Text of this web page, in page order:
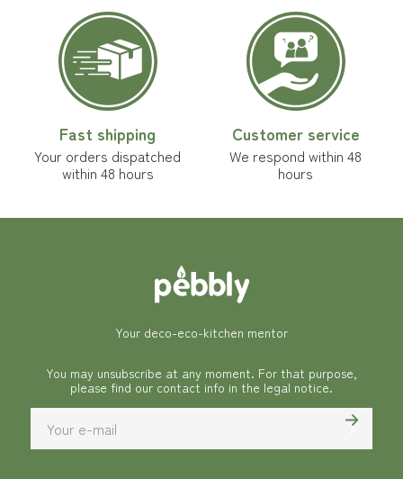
Fast shipping
Your orders dispatched
within 48 hours
Customer service
We respond within 48
hours
Your deco-eco-kitchen mentor
You may unsubscribe at any moment. For that purpose,
please find our contact info in the legal notice.